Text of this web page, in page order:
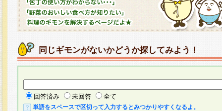
同じギモンがないかどうか探してみよう！
回答済み 未回答 全て
単語をスペースで区切って入力するとみつかりやすくなるよ。